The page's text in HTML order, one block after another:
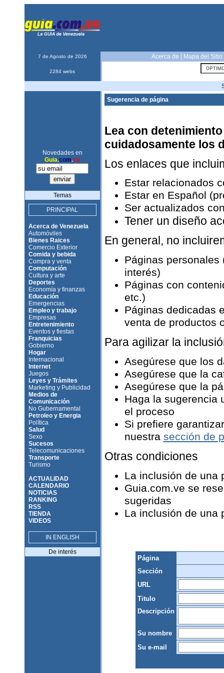
7 de Agosto de 2026 Acerca de Mapa del Sitio
2284 webs
Novedades en
Guia.com.ve
Temas
PRINCIPAL
Acerca de Venezuela
Automóviles
Bienes Raices
Comercio Exterior
Comida y bebida
Compra y venta
Computación
Cultura y arte
Deportes
Economía y finanzas
Educación
Emergencias
Empleo y trabajo
Empresas
Entretenimiento
Eventos y fiestas
Franquicias
Gobierno
Hogar
Internacional
Internet
Juegos
Leyes y Trámites
Marketing y Publicidad
Medios de
Comunicación
No Gubernamental
Petroleo y Energia
Política
Salud
Sexo
Sucesos
Telecomunicaciones
Transporte
Turismo
ACTUALIDAD
CALENDARIO
NOTICIAS
RANKING
RSS
TIENDA
VIDEOS
IN ENGLISH
De interés
Sugerencia de página
Lea con
cuidadosamente los
Los enlaces que
Estar relacionados
Estar en Español
Ser actualizados
Tener un diseño
En general, no
Páginas personales
interés)
Páginas con
etc.)
Páginas dedicadas
venta de productos
Para agilizar la
Asegúrese que los
Asegúrese que la
Asegúrese que la
Haga la sugerencia
el proceso
Si prefiere
nuestra sección de
Otras condiciones
La inclusión de una
Guia.com.ve se
sugeridas
La inclusión de una
Página
Sección
URL
Titulo
Descripción
Su nombre
Su e-mail